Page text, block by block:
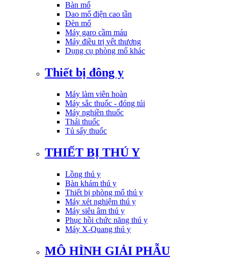
Bàn mổ
Dao mổ điện cao tần
Đèn mổ
Máy garo cầm máu
Máy điều trị vết thương
Dụng cụ phòng mổ khác
Thiết bị đông y
Máy làm viên hoàn
Máy sắc thuốc - đóng túi
Máy nghiền thuốc
Thái thuốc
Tủ sấy thuốc
THIẾT BỊ THÚ Y
Lồng thú y
Bàn khám thú y
Thiết bị phòng mổ thú y
Máy xét nghiệm thú y
Máy siêu âm thú y
Phục hồi chức năng thú y
Máy X-Quang thú y
MÔ HÌNH GIẢI PHẪU